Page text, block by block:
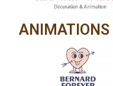
ANIMATIONS